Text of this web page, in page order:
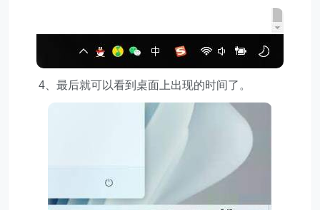
4、最后就可以看到桌面上出现的时间了。